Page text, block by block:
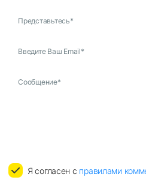
Представьтесь*
Введите Ваш Email*
Сообщение*
Я согласен с правилами